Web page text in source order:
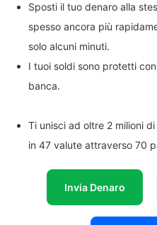
Sposti il tuo denaro alla
spesso ancora più
solo alcuni minuti.
I tuoi soldi sono protetti
banca.
Ti unisci ad oltre 2 milioni
in 47 valute attraverso 70
Invia Denaro